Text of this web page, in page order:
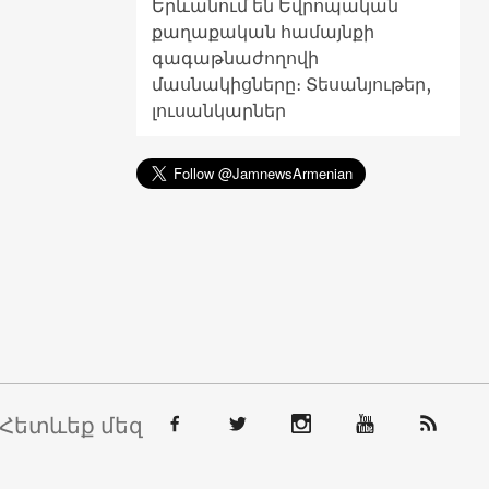
Երևանում են Եվրոպական
քաղաքական համայնքի
գագաթնաժողովի
մասնակիցները։ Տեսանյութեր,
լուսանկարներ
Հետևեք մեզ